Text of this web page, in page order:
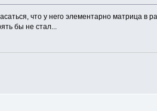
что у него элементарно матрица
бы не стал...